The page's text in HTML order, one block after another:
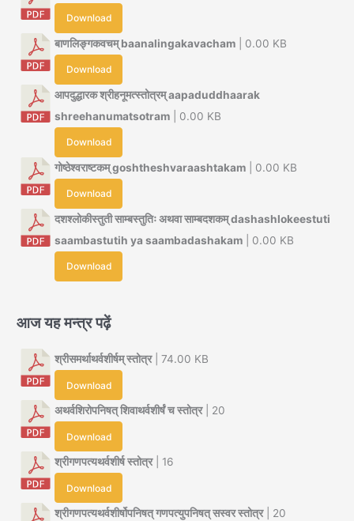
Download
बाणलिङ्गकवचम् baanalingakavacham | 0.00 KB
Download
आपदुद्धारक श्रीहनूमत्स्तोत्रम् aapaduddhaarak
shreehanumatsotram | 0.00 KB
Download
गोष्ठेश्वराष्टकम् goshtheshvaraashtakam | 0.00 KB
Download
दशश्लोकीस्तुती साम्बस्तुतिः अथवा साम्बदशकम् dashashlokeestuti
saambastutih ya saambadashakam | 0.00 KB
Download
आज यह मन्त्र पढ़ें
श्रीसमर्थाथर्वशीर्षम् स्तोत्र| 74.00 KB
Download
अथर्वशिरोपनिषत् शिवाथर्वशीर्षं च स्तोत्र| 20
Download
श्रीगणपत्यथर्वशीर्ष स्तोत्र| 16
Download
श्रीगणपत्यथर्वशीर्षोपनिषत् गणपत्युपनिषत् सस्वर स्तोत्र| 20